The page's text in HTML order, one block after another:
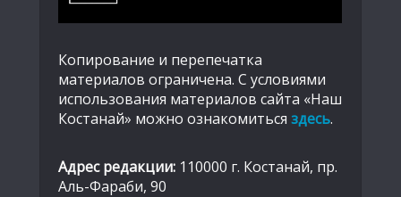
Копирование и перепечатка
материалов ограничена. С условиями
использования материалов сайта «Наш
Костанай» можно ознакомиться здесь.
Адрес редакции: 110000 г. Костанай, пр.
Аль-Фараби, 90